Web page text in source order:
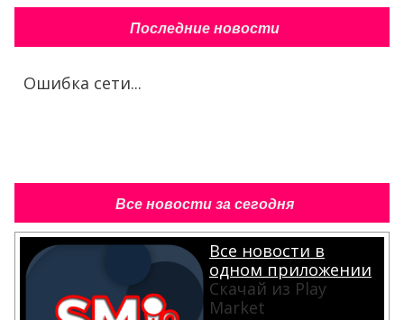
Последние новости
Ошибка сети...
Все новости за сегодня
Все новости в
одном приложении
Скачай из Play
Market